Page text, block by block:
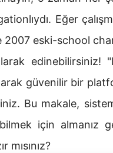
Eğer
2007 eski-school
edinebilirsiniz!
güvenilir bir
Bu makale,
için almanız
mısınız?